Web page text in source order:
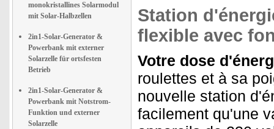
monokristallines Solarmodul
mit Solar-Halbzellen
2in1-Solar-Generator &
Powerbank mit externer
Solarzelle für ortsfesten
Betrieb
2in1-Solar-Generator &
Powerbank mit Notstrom-
Funktion und externer
Solarzelle
Station
flexible avec
Votre dose
roulettes et à sa
nouvelle station
facilement qu'une